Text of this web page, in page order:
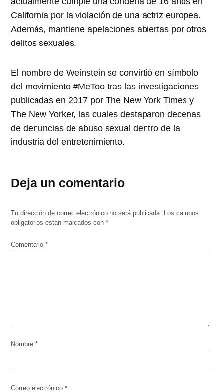
California por la violación de una actriz europea.
Además, mantiene apelaciones abiertas por otros
delitos sexuales.
El nombre de Weinstein se convirtió en símbolo
del movimiento #MeToo tras las investigaciones
publicadas en 2017 por The New York Times y
The New Yorker, las cuales destaparon decenas
de denuncias de abuso sexual dentro de la
industria del entretenimiento.
Deja un comentario
Tu dirección de correo electrónico no será publicada. Los campos
obligatorios están marcados con*
Comentario*
Nombre*
Correo electrónico*